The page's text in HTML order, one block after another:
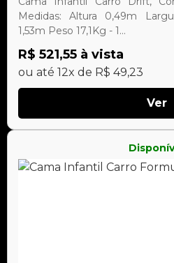
Medidas: Altura 0,49m
1,53m Peso 17,1Kg - 1...
R$ 521,55 à vista
ou até 12x de R$ 49,23
Ver